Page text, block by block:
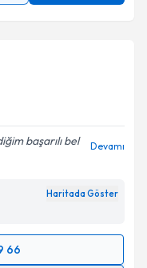
başarılı bel
Devamı
Haritada Göster
66